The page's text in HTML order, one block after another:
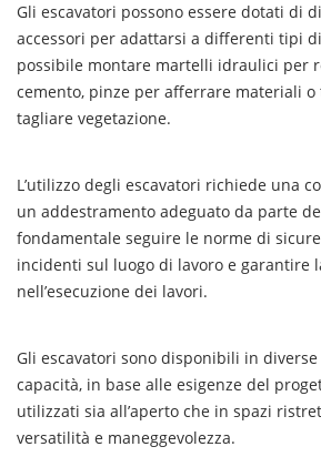
Gli escavatori possono essere dotati di
accessori per adattarsi a differenti tipi
possibile montare martelli idraulici per
cemento, pinze per afferrare materiali
tagliare vegetazione.
L’utilizzo degli escavatori richiede una
un addestramento adeguato da parte
fondamentale seguire le norme di
incidenti sul luogo di lavoro e garantire
nell’esecuzione dei lavori.
Gli escavatori sono disponibili in
capacità, in base alle esigenze del
utilizzati sia all’aperto che in spazi
versatilità e maneggevolezza.